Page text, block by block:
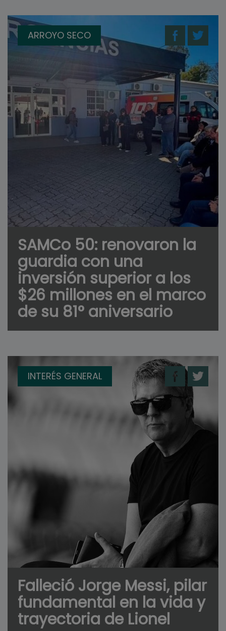
ARROYO SECO
SAMCo 50: renovaron la
guardia con una
inversión superior a los
$26 millones en el marco
de su 81° aniversario
INTERÉS GENERAL
Falleció Jorge Messi, pilar
fundamental en la vida y
trayectoria de Lionel